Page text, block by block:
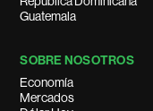
Guatemala
SOBRE NOSOTROS
Economía
Mercados